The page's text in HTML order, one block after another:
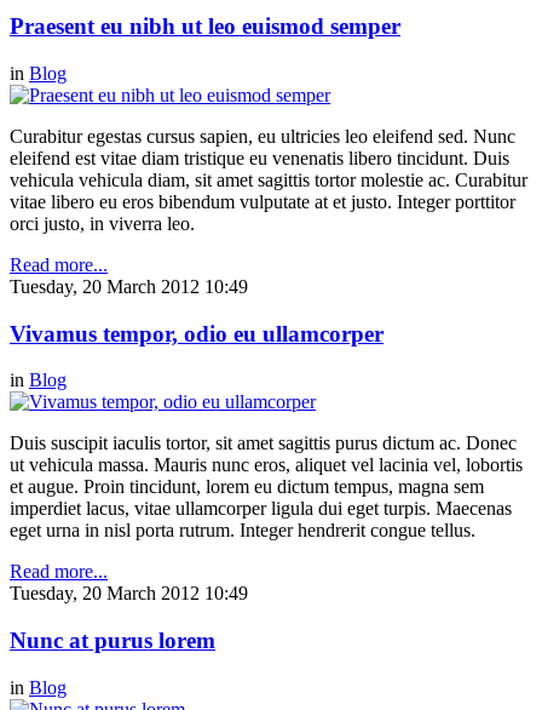
Praesent eu nibh ut leo euismod semper
in Blog
Curabitur egestas cursus sapien, eu ultricies leo eleifend sed. Nunc
eleifend est vitae diam tristique eu venenatis libero tincidunt. Duis
vehicula vehicula diam, sit amet sagittis tortor molestie ac. Curabitur
vitae libero eu eros bibendum vulputate at et justo. Integer porttitor
orci justo, in viverra leo.
Read more...
Tuesday, 20 March 2012 10:49
Vivamus tempor, odio eu ullamcorper
in Blog
Duis suscipit iaculis tortor, sit amet sagittis purus dictum ac. Donec
ut vehicula massa. Mauris nunc eros, aliquet vel lacinia vel, lobortis
et augue. Proin tincidunt, lorem eu dictum tempus, magna sem
imperdiet lacus, vitae ullamcorper ligula dui eget turpis. Maecenas
eget urna in nisl porta rutrum. Integer hendrerit congue tellus.
Read more...
Tuesday, 20 March 2012 10:49
Nunc at purus lorem
in Blog